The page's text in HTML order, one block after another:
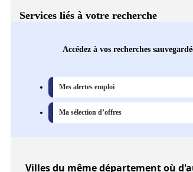
Services liés à votre recherche
Accédez à vos recherches
Mes alertes emploi
Ma sélection d’offres
Villesdu même département où